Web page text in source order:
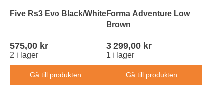
Five Rs3 Evo Black/White
575,00 kr
2 i lager
Gå till produkten
Forma Adventure Low
Brown
3 299,00 kr
1 i lager
Gå till produkten